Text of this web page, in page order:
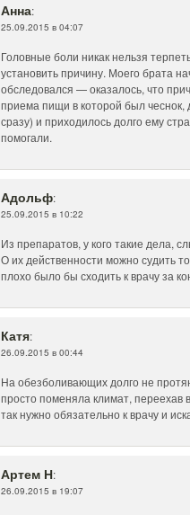
Анна:
25.09.2015 в 04:07
Головные боли никак нельзя
установить причину. Моего брата
обследовался — оказалось, что
приема пищи в которой был чеснок,
сразу) и приходилось долго ему
помогали.
Адольф:
25.09.2015 в 10:22
Из препаратов, у кого такие дела,
О их действенности можно судить
плохо было бы сходить к врачу за
Катя:
26.09.2015 в 00:44
На обезболивающих долго не
просто поменяла климат, переехав
так нужно обязательно к врачу и
Артем Н:
26.09.2015 в 19:07